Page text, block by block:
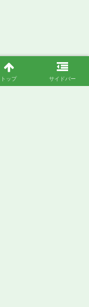
トップ サイドバー